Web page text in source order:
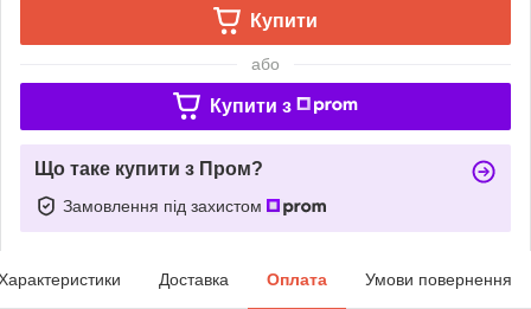
Купити
або
Купити з
Що таке купити з Пром?
Замовлення під захистом
Доставка Оплата Умови повернення